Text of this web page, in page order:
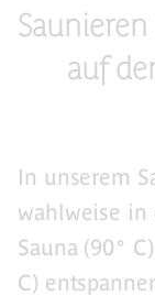
auf
In unserem
wahlweise
Sauna (90°
C)